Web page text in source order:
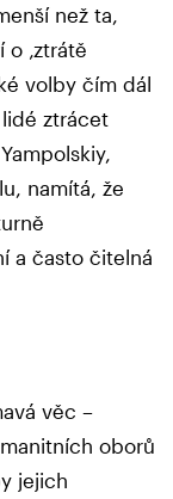
než ta,
‚ztrátě
volby čím dál
ztrácet
namítá, že
a často čitelná
věc –
oborů
jejich